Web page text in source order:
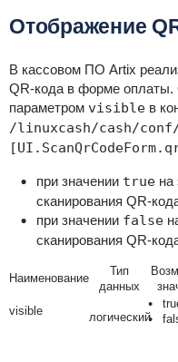
Отображение
В кассовом ПО Artix
QR-кода в форме оплаты.
параметром visible в
/linuxcash/cash/
при значении trueна
сканирования QR-
при значении false
сканирования QR-
Наименование
Тип
данных
visible логический